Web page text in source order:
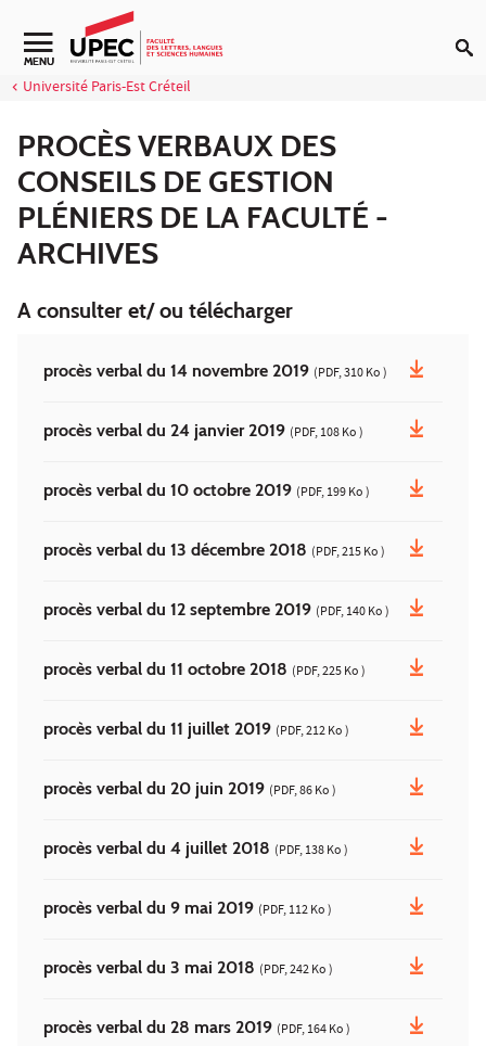
Aller au contenu
Navigation secondaire
MENU
Université Paris-Est Créteil
PROCÈS VERBAUX DES
CONSEILS DE GESTION
PLÉNIERS DE LA FACULTÉ -
ARCHIVES
A consulter et/ ou télécharger
procès verbal du 14 novembre 2019 (PDF, 310 Ko )
procès verbal du 24 janvier 2019 (PDF, 108 Ko )
procès verbal du 10 octobre 2019 (PDF, 199 Ko )
procès verbal du 13 décembre 2018 (PDF, 215 Ko )
procès verbal du 12 septembre 2019 (PDF, 140 Ko )
procès verbal du 11 octobre 2018 (PDF, 225 Ko )
procès verbal du 11 juillet 2019 (PDF, 212 Ko )
procès verbal du 20 juin 2019 (PDF, 86 Ko )
procès verbal du 4 juillet 2018 (PDF, 138 Ko )
procès verbal du 9 mai 2019 (PDF, 112 Ko )
procès verbal du 3 mai 2018 (PDF, 242 Ko )
procès verbal du 28 mars 2019 (PDF, 164 Ko )